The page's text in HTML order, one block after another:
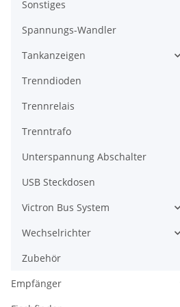
Sonstiges
Spannungs-Wandler
Tankanzeigen
Trenndioden
Trennrelais
Trenntrafo
Unterspannung Abschalter
USB Steckdosen
Victron Bus System
Wechselrichter
Zubehör
Empfänger